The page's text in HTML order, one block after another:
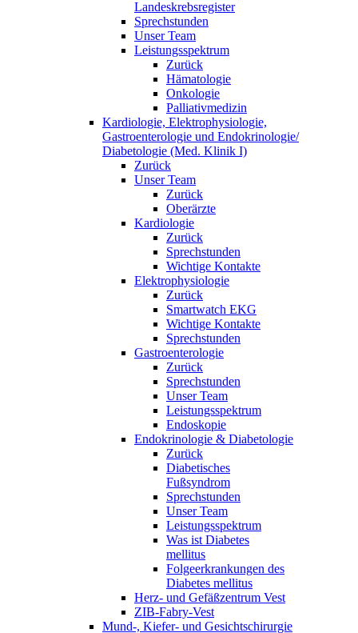
Landeskrebsregister
Sprechstunden
Unser Team
Leistungsspektrum
Zurück
Hämatologie
Onkologie
Palliativmedizin
Kardiologie, Elektrophysiologie,
Gastroenterologie und Endokrinologie/
Diabetologie (Med. Klinik I)
Zurück
Unser Team
Zurück
Oberärzte
Kardiologie
Zurück
Sprechstunden
Wichtige Kontakte
Elektrophysiologie
Zurück
Smartwatch EKG
Wichtige Kontakte
Sprechstunden
Gastroenterologie
Zurück
Sprechstunden
Unser Team
Leistungsspektrum
Endoskopie
Endokrinologie & Diabetologie
Zurück
Diabetisches
Fußsyndrom
Sprechstunden
Unser Team
Leistungsspektrum
Was ist Diabetes
mellitus
Folgeerkrankungen des
Diabetes mellitus
Herz- und Gefäßzentrum Vest
ZIB-Fabry-Vest
Mund-, Kiefer- und Gesichtschirurgie